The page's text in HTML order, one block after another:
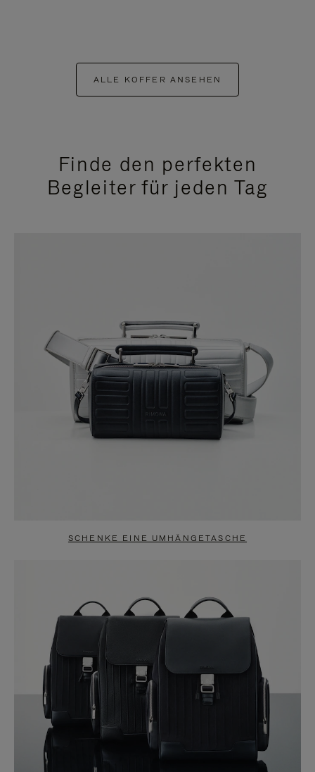
ALLE KOFFER ANSEHEN
Finde den perfekten
Begleiter für jeden Tag
SCHENKE EINE UMHÄNGETASCHE